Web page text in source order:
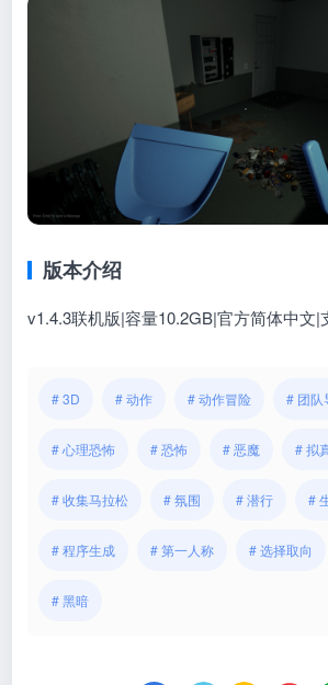
版本介绍
v1.4.3联机版|容量10.2GB|官方简体中文|
# 3D # 动作 # 动作冒险 # 团队
# 心理恐怖 # 恐怖 # 恶魔 # 拟
# 收集马拉松 # 氛围 # 潜行 #
# 程序生成 # 第一人称 # 选择取向
# 黑暗